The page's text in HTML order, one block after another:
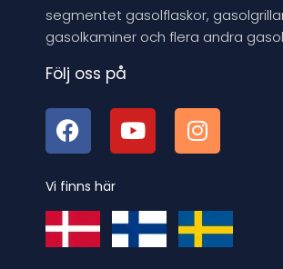
segmentet gasolflaskor,
gasolkaminer och flera andra
Följ oss på
Vi finns här